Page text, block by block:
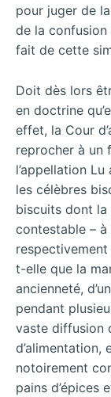
pour juger de
de la
fait de cette
Doit dès lors
en doctrine
effet, la Cour
reprocher à un
l’appellation
les célèbres
biscuits dont la
contestable –
t-elle que la
ancienneté,
pendant
vaste diffusion
d’alimentation,
notoirement
pains d’épices